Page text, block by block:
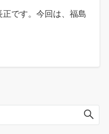
です。今回は、福島